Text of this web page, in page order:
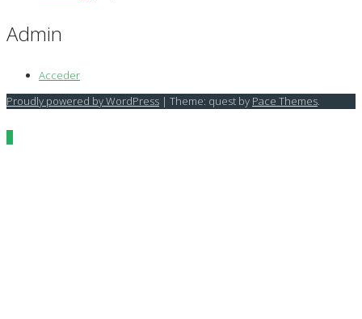
Admin
Acceder
Proudly powered by WordPress | Theme: quest by Pace Themes.